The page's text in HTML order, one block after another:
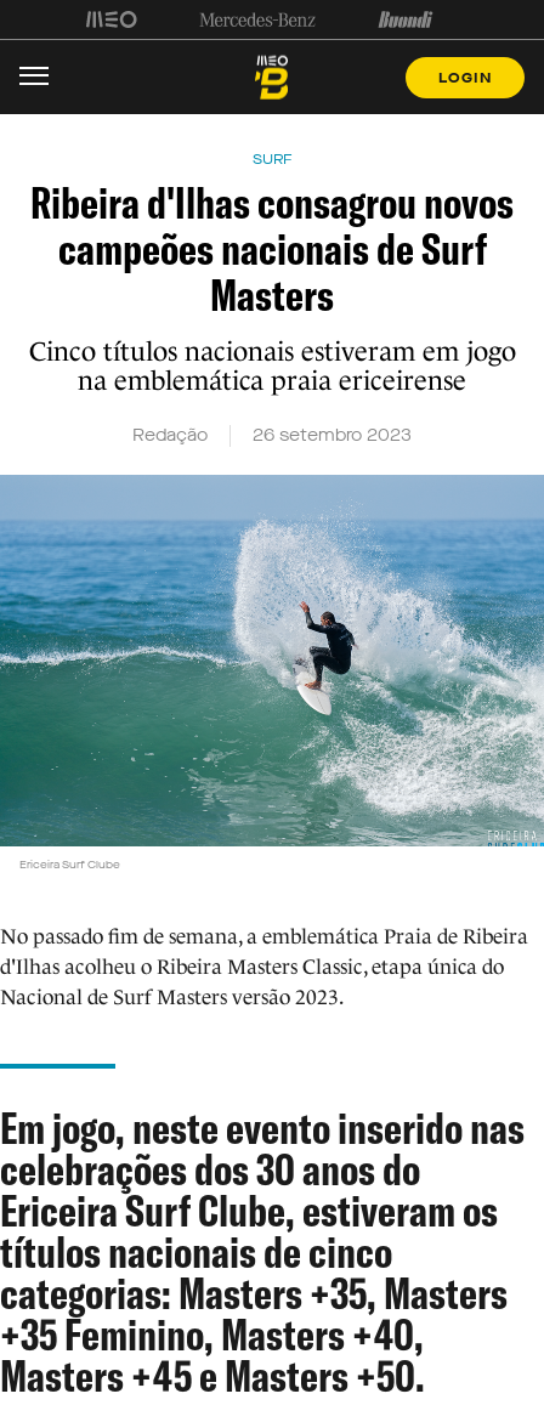
LOGIN
SURF
Ribeira d'Ilhas consagrou novos
campeões nacionais de Surf
Masters
Cinco títulos nacionais estiveram em jogo
na emblemática praia ericeirense
Redação 26 setembro 2023
Ericeira Surf Clube
No passado fim de semana, a emblemática Praia de Ribeira
d'Ilhas acolheu o Ribeira Masters Classic, etapa única do
Nacional de Surf Masters versão 2023.
Em jogo, neste evento inserido nas
celebrações dos 30 anos do
Ericeira Surf Clube, estiveram os
títulos nacionais de cinco
categorias: Masters +35, Masters
+35 Feminino, Masters +40,
Masters +45 e Masters +50.